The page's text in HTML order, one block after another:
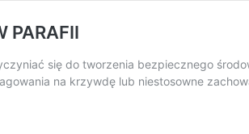
PARAFII
się do tworzenia bezpiecznego
na krzywdę lub niestosowne